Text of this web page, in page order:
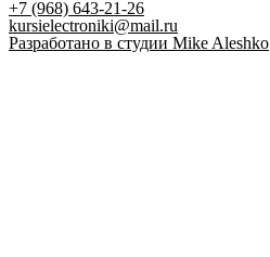
+7 (968) 643-21-26
kursielectroniki@mail.ru
Разработано в студии Mike Aleshko